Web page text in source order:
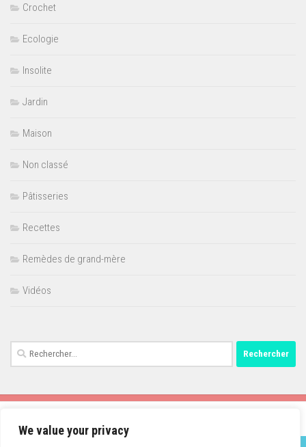
We value your privacy
Crochet
Ecologie
Insolite
Jardin
Maison
Non classé
Pâtisseries
Recettes
Remèdes de grand-mère
Vidéos
Rechercher :